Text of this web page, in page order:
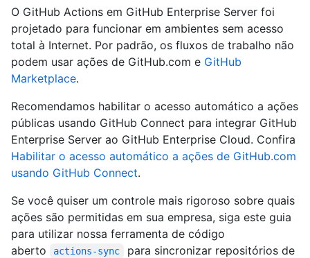
O GitHub Actions em GitHub Enterprise Server foi
projetado para funcionar em ambientes sem acesso
total à Internet. Por padrão, os fluxos de trabalho não
podem usar ações de GitHub.com e GitHub
Marketplace.
Recomendamos habilitar o acesso automático a ações
públicas usando GitHub Connect para integrar GitHub
Enterprise Server ao GitHub Enterprise Cloud. Confira
Habilitar o acesso automático a ações de GitHub.com
usando GitHub Connect.
Se você quiser um controle mais rigoroso sobre quais
ações são permitidas em sua empresa, siga este guia
para utilizar nossa ferramenta de código
aberto
actions-sync
para sincronizar repositórios de